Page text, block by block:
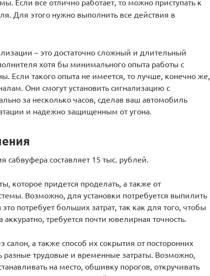
Если все отлично работает, то можно приступать к
Для этого нужно выполнить все действия в
– это достаточно сложный и длительный
хотя бы минимального опыта работы с
Если такого опыта не имеется, то лучше, конечно же,
Они смогут установить сигнализацию с
за несколько часов, сделав ваш автомобиль
и надежно защищенным от угона.
сабвуфера составляет 15 тыс. рублей.
которое придется проделать, а также от
Возможно, для установки потребуется выпилить
потребует больших затрат, так как для того, чтобы
требуется почти ювелирная точность.
а также способ их сокрытия от посторонних
разные трудовые и временные затраты. Возможно,
на место, обшивку порогов, откручивать